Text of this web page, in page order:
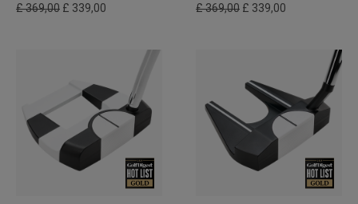
£ 369,00 £ 339,00 £ 369,00 £ 339,00